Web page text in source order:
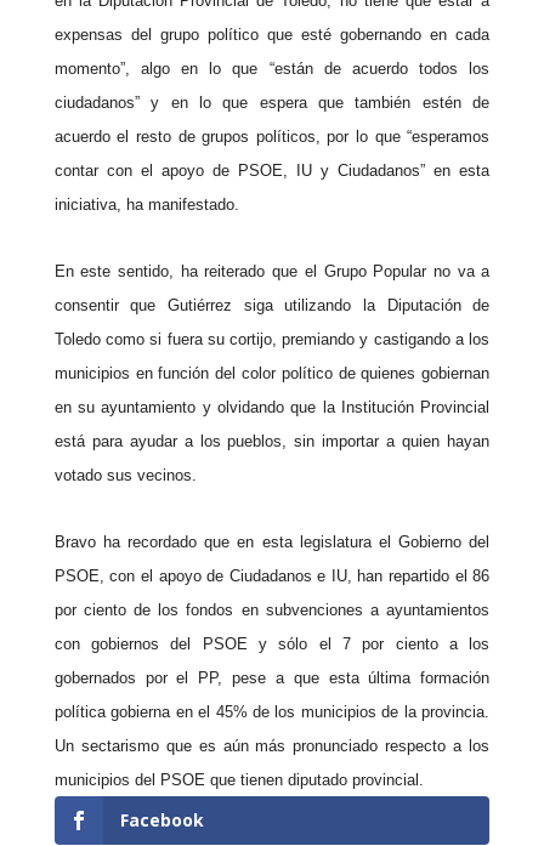
expensas del grupo político que esté gobernando en cada
momento”, algo en lo que “están de acuerdo todos los
ciudadanos” y en lo que espera que también estén de
acuerdo el resto de grupos políticos, por lo que “esperamos
contar con el apoyo de PSOE, IU y Ciudadanos” en esta
iniciativa, ha manifestado.
En este sentido, ha reiterado que el Grupo Popular no va a
consentir que Gutiérrez siga utilizando la Diputación de
Toledo como si fuera su cortijo, premiando y castigando a los
municipios en función del color político de quienes gobiernan
en su ayuntamiento y olvidando que la Institución Provincial
está para ayudar a los pueblos, sin importar a quien hayan
votado sus vecinos.
Bravo ha recordado que en esta legislatura el Gobierno del
PSOE, con el apoyo de Ciudadanos e IU, han repartido el 86
por ciento de los fondos en subvenciones a ayuntamientos
con gobiernos del PSOE y sólo el 7 por ciento a los
gobernados por el PP, pese a que esta última formación
política gobierna en el 45% de los municipios de la provincia.
Un sectarismo que es aún más pronunciado respecto a los
municipios del PSOE que tienen diputado provincial.
Facebook